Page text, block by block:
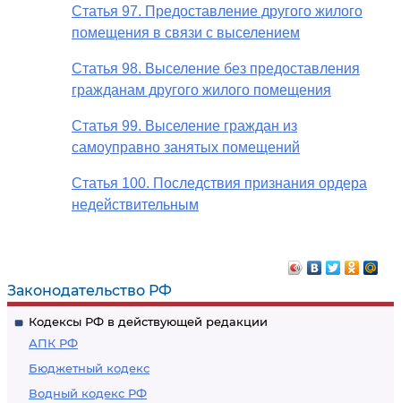
Законодательство РФ
Кодексы РФ в действующей редакции
АПК РФ
Бюджетный кодекс
Водный кодекс РФ
Статья 97. Предоставление другого жилого
помещения в связи с выселением
Статья 98. Выселение без предоставления
гражданам другого жилого помещения
Статья 99. Выселение граждан из
самоуправно занятых помещений
Статья 100. Последствия признания ордера
недействительным